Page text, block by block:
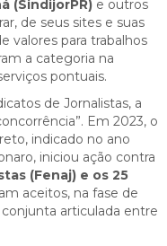
(SindijorPR) e outros
de seus sites e suas
valores para trabalhos
a categoria na
pontuais.
de Jornalistas, a
Em 2023, o
indicado no ano
iniciou ação contra
(Fenaj) e os 25
aceitos, na fase de
articulada entre